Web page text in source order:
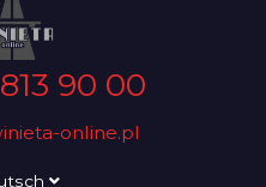
90 00
online.pl